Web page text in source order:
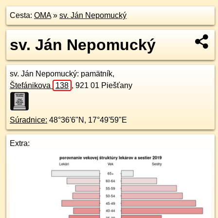
Cesta: OMA» sv. Ján Nepomucký
sv. Ján Nepomucký
sv. Ján Nepomucký: pamätník,
Štefánikova
138 , 921 01 Piešťany
Súradnice: 48°36'6"N , 17°49'59"E
Extra: